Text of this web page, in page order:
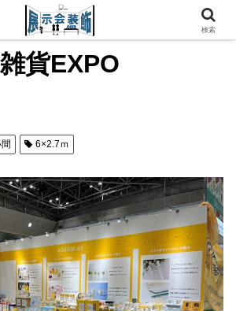
雑貨EXPO
6×2.7ｍ
検索